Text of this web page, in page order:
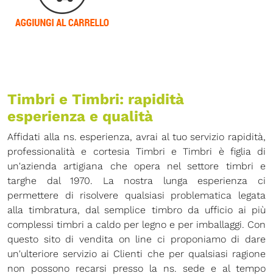
Timbri e Timbri: rapidità
esperienza e qualità
Affidati alla ns. esperienza, avrai al tuo servizio rapidità,
professionalità e cortesia Timbri e Timbri è figlia di
un'azienda artigiana che opera nel settore timbri e
targhe dal 1970. La nostra lunga esperienza ci
permettere di risolvere qualsiasi problematica legata
alla timbratura, dal semplice timbro da ufficio ai più
complessi timbri a caldo per legno e per imballaggi. Con
questo sito di vendita on line ci proponiamo di dare
un'ulteriore servizio ai Clienti che per qualsiasi ragione
non possono recarsi presso la ns. sede e al tempo